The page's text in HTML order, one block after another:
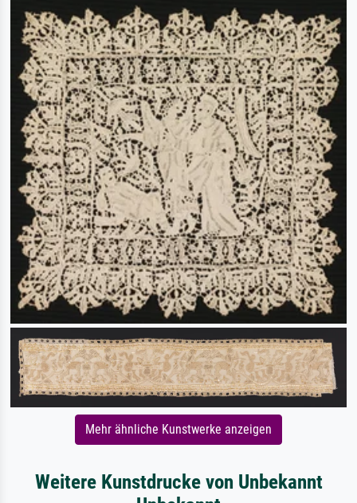
Mehr ähnliche Kunstwerke anzeigen
Weitere Kunstdrucke von Unbekannt